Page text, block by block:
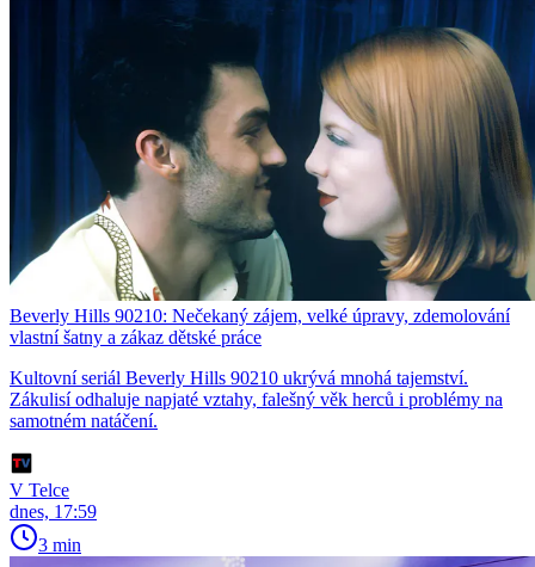
Beverly Hills 90210: Nečekaný zájem, velké úpravy, zdemolování
vlastní šatny a zákaz dětské práce
Kultovní seriál Beverly Hills 90210 ukrývá mnohá tajemství.
Zákulisí odhaluje napjaté vztahy, falešný věk herců i problémy na
samotném natáčení.
V Telce
dnes, 17:59
3 min